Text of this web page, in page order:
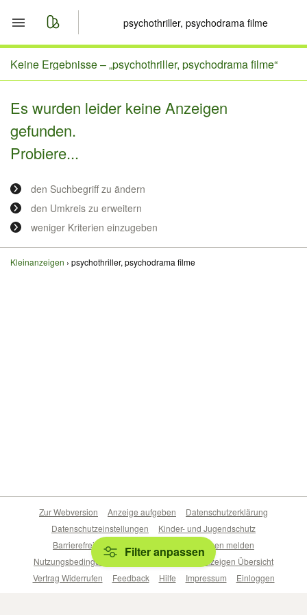
Start
Nachrichten
Anzeige aufgeben
Keine Ergebnisse –„psychothriller, psychodrama filme“
Es wurden leider keine Anzeigen
gefunden.
Probiere...
den Suchbegriff zu ändern
den Umkreis zu erweitern
weniger Kriterien einzugeben
Kleinanzeigen psychothriller, psychodrama filme
Filter anpassen
Zur Webversion Anzeige aufgeben
Datenschutzerklärung
Datenschutzeinstellungen
Kinder- und Jugendschutz
Barrierefreiheitserklärung
Sicherheitslücken melden
Nutzungsbedingungen
Beliebte Suchen
Anzeigen Übersicht
Vertrag Widerrufen
Feedback Hilfe Impressum Einloggen